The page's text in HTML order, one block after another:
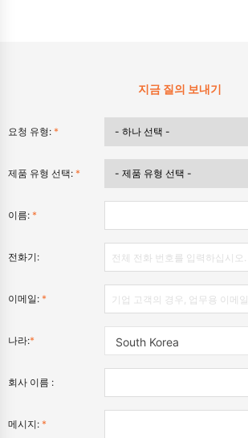
지금 질의 보내기
요청 유형: *
제품 유형 선택: *
이름: *
전화기:
이메일: *
나라:* South Korea
회사 이름 :
메시지: *